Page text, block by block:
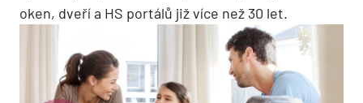
oken, dveří a HS portálů již více než 30 let.